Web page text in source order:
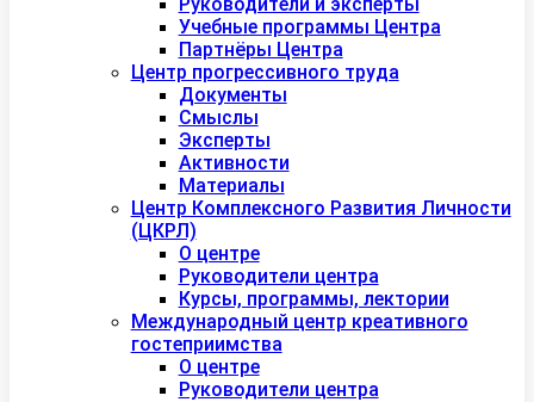
Учебные программы Центра
Партнёры Центра
Центр прогрессивного труда
Документы
Смыслы
Эксперты
Активности
Материалы
Центр Комплексного Развития Личности
(ЦКРЛ)
О центре
Руководители центра
Курсы, программы, лектории
Международный центр креативного
гостеприимства
О центре
Руководители центра